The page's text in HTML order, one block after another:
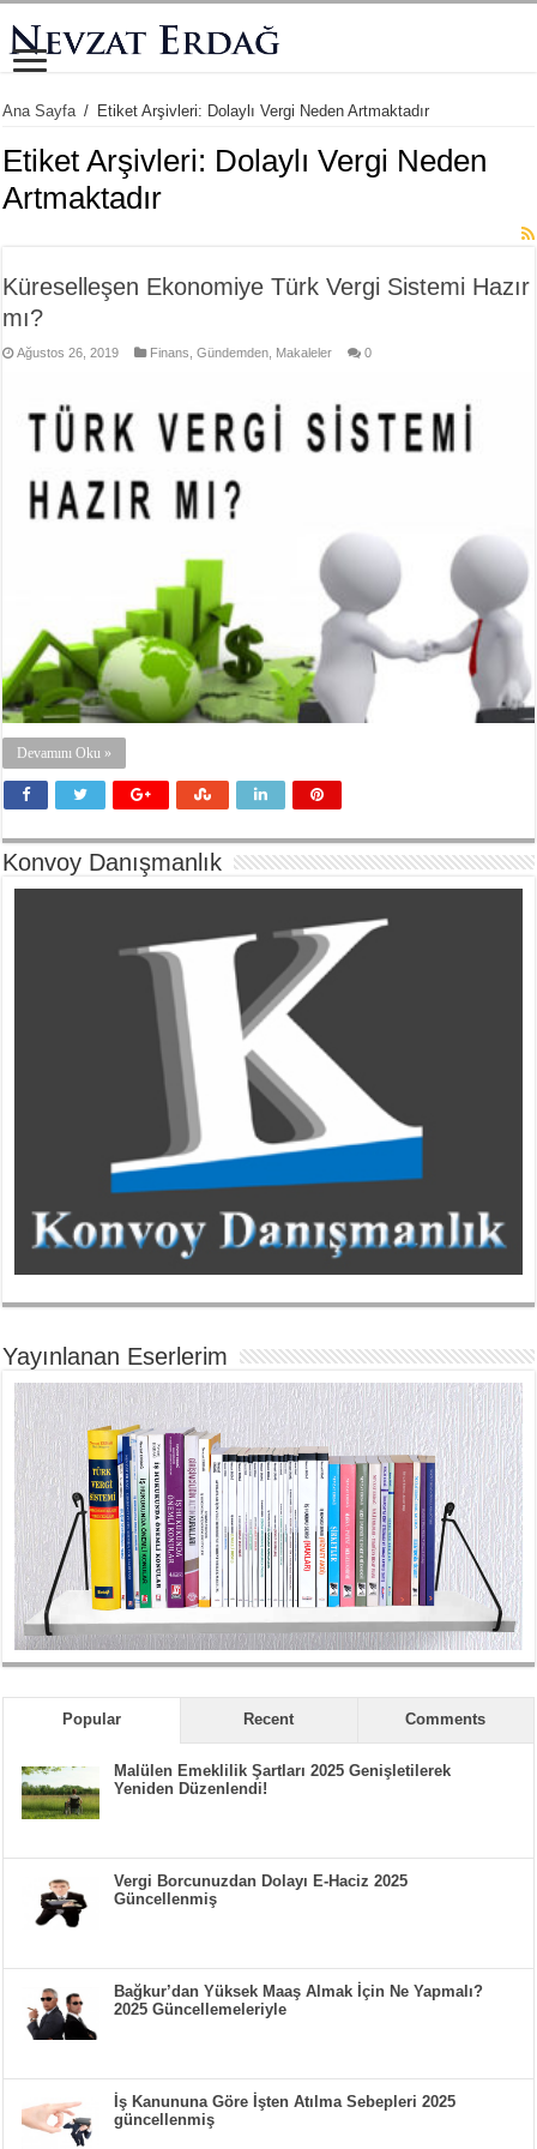
Ana Sayfa / Etiket Arşivleri: Dolaylı Vergi Neden Artmaktadır
Etiket Arşivleri: Dolaylı Vergi Neden
Artmaktadır
Küreselleşen Ekonomiye Türk Vergi Sistemi Hazır
mı?
Ağustos 26, 2019 Finans ,Gündemden Makaleler 0
Devamını Oku »
Konvoy Danışmanlık
Yayınlanan Eserlerim
Popular Recent Comments
Malülen Emeklilik Şartları 2025 Genişletilerek
Yeniden Düzenlendi!
Vergi Borcunuzdan Dolayı E-Haciz 2025
Güncellenmiş
Bağkur’dan Yüksek Maaş Almak İçin Ne Yapmalı?
2025 Güncellemeleriyle
İş Kanununa Göre İşten Atılma Sebepleri 2025
güncellenmiş